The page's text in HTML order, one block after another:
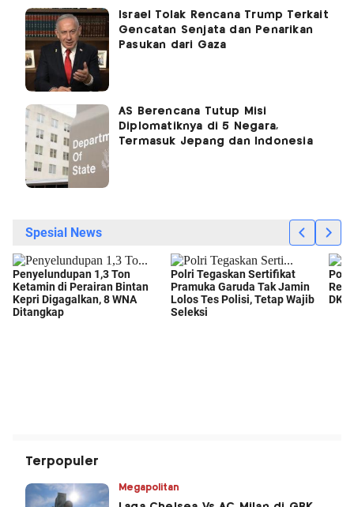
Israel Tolak Rencana Trump Terkait
Gencatan Senjata dan Penarikan
Pasukan dari Gaza
AS Berencana Tutup Misi
Diplomatiknya di 5 Negara,
Termasuk Jepang dan Indonesia
Terpopuler
Megapolitan